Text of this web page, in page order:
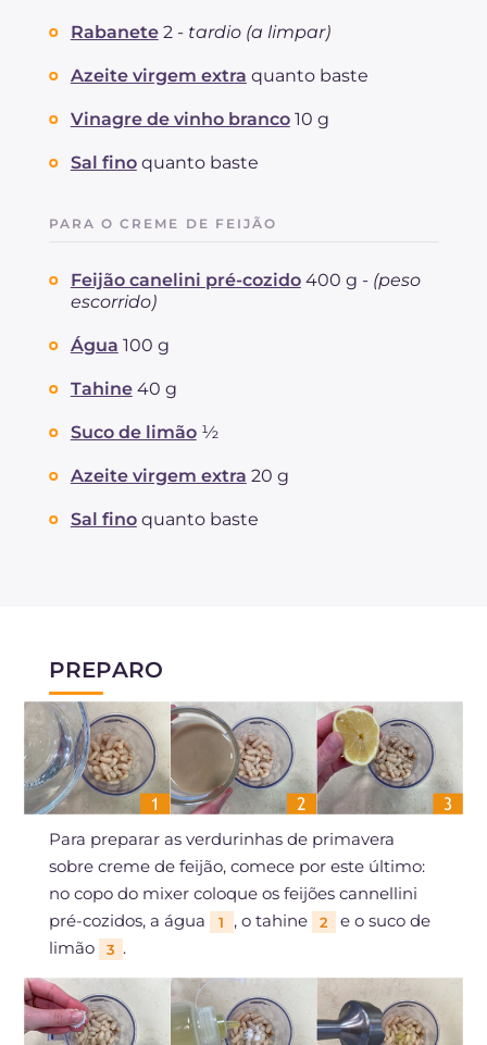
Rabanete 2 - tardio (a limpar)
Azeite virgem extra quanto baste
Vinagre de vinho branco 10 g
Sal fino quanto baste
PARA O CREME DE FEIJÃO
Feijão canelini pré-cozido 400 g - (peso
escorrido)
Água 100 g
Tahine 40 g
Suco de limão ½
Azeite virgem extra 20 g
Sal fino quanto baste
PREPARO
Para preparar as verdurinhas de primavera
sobre creme de feijão, comece por este último:
no copo do mixer coloque os feijões cannellini
pré-cozidos, a água
1 , o tahine 2
e o suco de
limão
3 .